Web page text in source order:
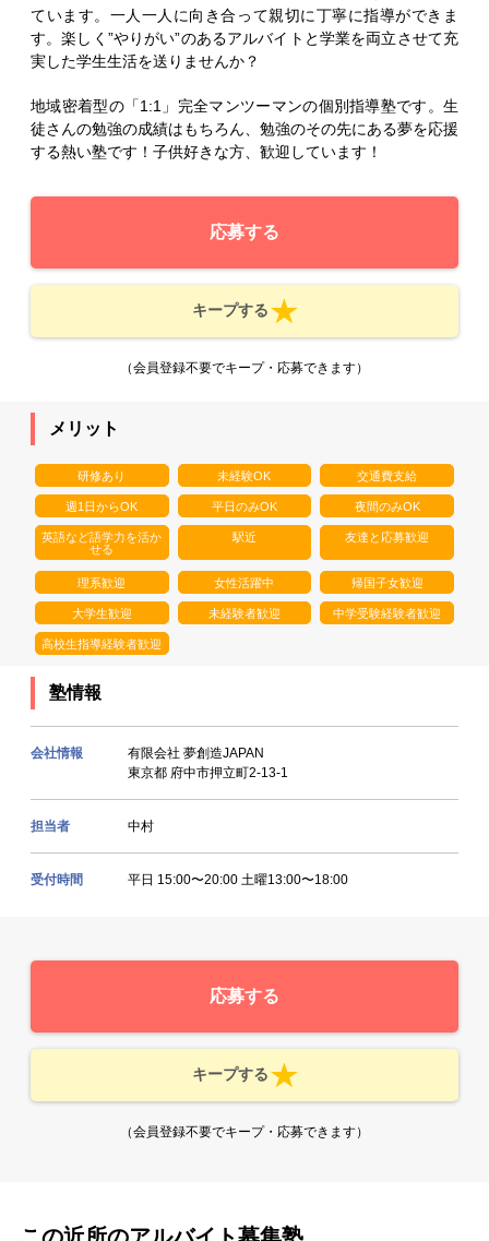
ています。一人一人に向き合って親切に丁寧に指導ができま
す。楽しく”やりがい”のあるアルバイトと学業を両立させて充
実した学生生活を送りませんか？
地域密着型の「1:1」完全マンツーマンの個別指導塾です。生
徒さんの勉強の成績はもちろん、勉強のその先にある夢を応援
する熱い塾です！子供好きな方、歓迎しています！
応募する
キープする
（会員登録不要でキープ・応募できます）
メリット
研修あり 未経験OK 交通費支給
週1日からOK 平日のみOK 夜間のみOK
英語など語学力を活か
せる
駅近 友達と応募歓迎
理系歓迎 女性活躍中 帰国子女歓迎
大学生歓迎 未経験者歓迎 中学受験経験者歓迎
高校生指導経験者歓迎
塾情報
会社情報
有限会社 夢創造JAPAN
東京都 府中市押立町2-13-1
担当者 中村
受付時間 平日 15:00〜20:00 土曜13:00〜18:00
応募する
キープする
（会員登録不要でキープ・応募できます）